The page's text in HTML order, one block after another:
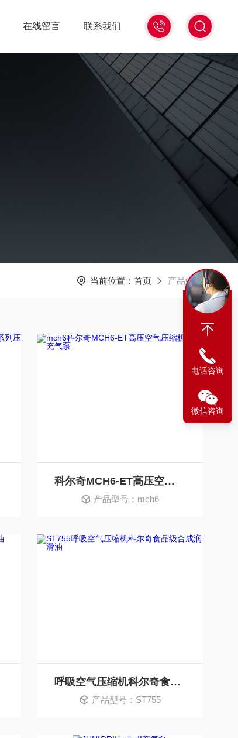
15006471345
在线留言 联系我们
当前位置： 首页 产品中心
科尔奇MCH6-ET高压空气压缩机呼吸充气泵
产品型号：mch6
呼吸空气压缩机科尔奇食品级合成润滑油
产品型号：ST755
电话咨询
微信咨询